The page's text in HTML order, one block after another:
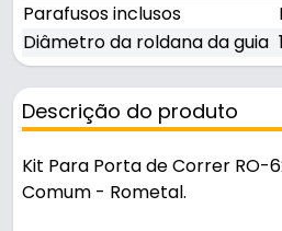
Parafusos inclusos
Diâmetro da roldana da guia
Descrição do produto
Kit Para Porta de Correr RO-
Comum - Rometal.